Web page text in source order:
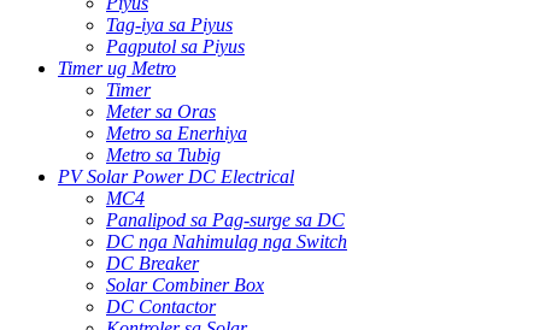
Tag-iya sa Piyus
Pagputol sa Piyus
Timer ug Metro
Timer
Meter sa Oras
Metro sa Enerhiya
Metro sa Tubig
PV Solar Power DC Electrical
MC4
Panalipod sa Pag-surge sa DC
DC nga Nahimulag nga Switch
DC Breaker
Solar Combiner Box
DC Contactor